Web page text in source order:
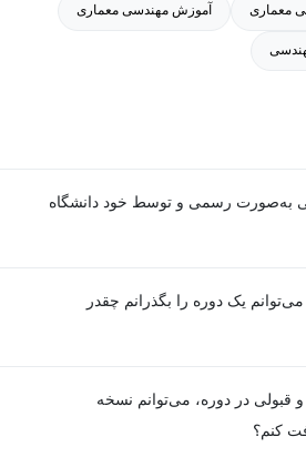
معماری آموزش مهندسی معماری
به‌صورت رسمی و توسط خود دانشگاه
یک دوره را بگذرانم چقدر
و قبولی در دوره، می‌توانم نسخه
کنم؟